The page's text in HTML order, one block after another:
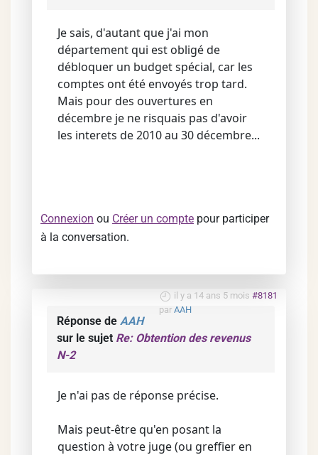
Je sais, d'autant que j'ai mon
département qui est obligé de
débloquer un budget spécial, car les
comptes ont été envoyés trop tard.
Mais pour des ouvertures en
décembre je ne risquais pas d'avoir
les interets de 2010 au 30 décembre...
Connexion ou Créer un compte pour participer
à la conversation.
il y a 14 ans 5 mois #8181
par AAH
Réponse de AAH
sur le sujet Re: Obtention des revenus
N-2
Je n'ai pas de réponse précise.
Mais peut-être qu'en posant la
question à votre juge (ou greffier en